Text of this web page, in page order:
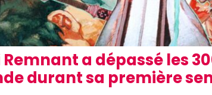
a dépassé les
durant sa première